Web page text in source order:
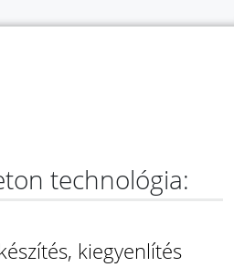
technológia:
kiegyenlítés